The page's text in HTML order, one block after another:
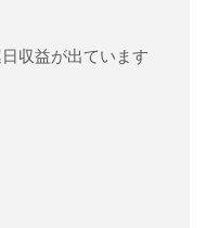
収益が出ています